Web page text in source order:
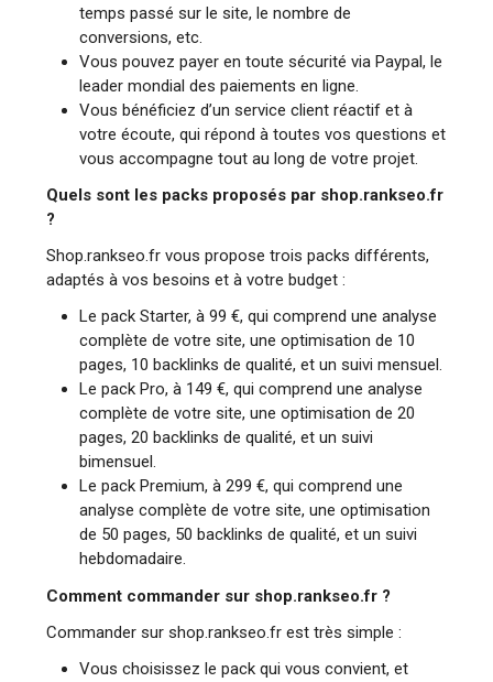
temps passé sur le site, le nombre de
conversions, etc.
Vous pouvez payer en toute sécurité via Paypal, le
leader mondial des paiements en ligne.
Vous bénéficiez d’un service client réactif et à
votre écoute, qui répond à toutes vos questions et
vous accompagne tout au long de votre projet.
Quels sont les packs proposés par shop.rankseo.fr
?
Shop.rankseo.fr vous propose trois packs différents,
adaptés à vos besoins et à votre budget :
Le pack Starter, à 99 €, qui comprend une analyse
complète de votre site, une optimisation de 10
pages, 10 backlinks de qualité, et un suivi mensuel.
Le pack Pro, à 149 €, qui comprend une analyse
complète de votre site, une optimisation de 20
pages, 20 backlinks de qualité, et un suivi
bimensuel.
Le pack Premium, à 299 €, qui comprend une
analyse complète de votre site, une optimisation
de 50 pages, 50 backlinks de qualité, et un suivi
hebdomadaire.
Comment commander sur shop.rankseo.fr ?
Commander sur shop.rankseo.fr est très simple :
Vous choisissez le pack qui vous convient, et